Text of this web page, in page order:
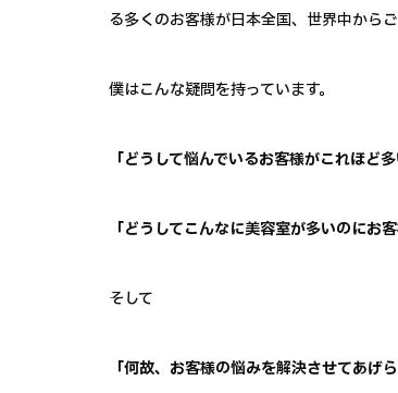
る多くのお客様が日本全国、世界中から
僕はこんな疑問を持っています。
「どうして悩んでいるお客様がこれほど多
「どうしてこんなに美容室が多いのにお
そして
「何故、お客様の悩みを解決させてあげ